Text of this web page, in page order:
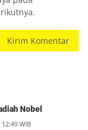
Nobel
WIB